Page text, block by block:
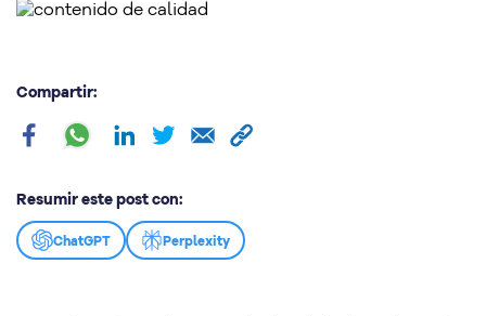
Compartir:
Resumir este post con:
ChatGPT Perplexity